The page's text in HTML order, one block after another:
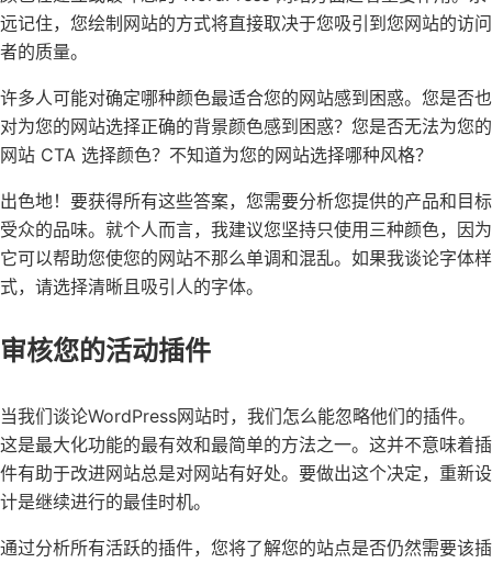
远记住，您绘制网站的方式将直接取决于您吸引到您网站的访问
者的质量。
许多人可能对确定哪种颜色最适合您的网站感到困惑。您是否也
对为您的网站选择正确的背景颜色感到困惑？您是否无法为您的
网站 CTA 选择颜色？不知道为您的网站选择哪种风格？
出色地！要获得所有这些答案，您需要分析您提供的产品和目标
受众的品味。就个人而言，我建议您坚持只使用三种颜色，因为
它可以帮助您使您的网站不那么单调和混乱。如果我谈论字体样
式，请选择清晰且吸引人的字体。
审核您的活动插件
当我们谈论WordPress网站时，我们怎么能忽略他们的插件。
这是最大化功能的最有效和最简单的方法之一。这并不意味着插
件有助于改进网站总是对网站有好处。要做出这个决定，重新设
计是继续进行的最佳时机。
通过分析所有活跃的插件，您将了解您的站点是否仍然需要该插